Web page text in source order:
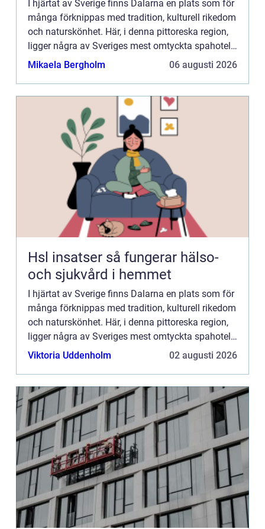
I hjärtat av Sverige finns Dalarna en plats som för
många förknippas med tradition, kulturell rikedom
och naturskönhet. Här, i denna pittoreska region,
ligger några av Sveriges mest omtyckta spahotell.
Dessa hotel...
Mikaela Bergholm 06 augusti 2026
Hsl insatser så fungerar hälso-
och sjukvård i hemmet
I hjärtat av Sverige finns Dalarna en plats som för
många förknippas med tradition, kulturell rikedom
och naturskönhet. Här, i denna pittoreska region,
ligger några av Sveriges mest omtyckta spahotell.
Dessa hotel...
Viktoria Uddenholm 02 augusti 2026